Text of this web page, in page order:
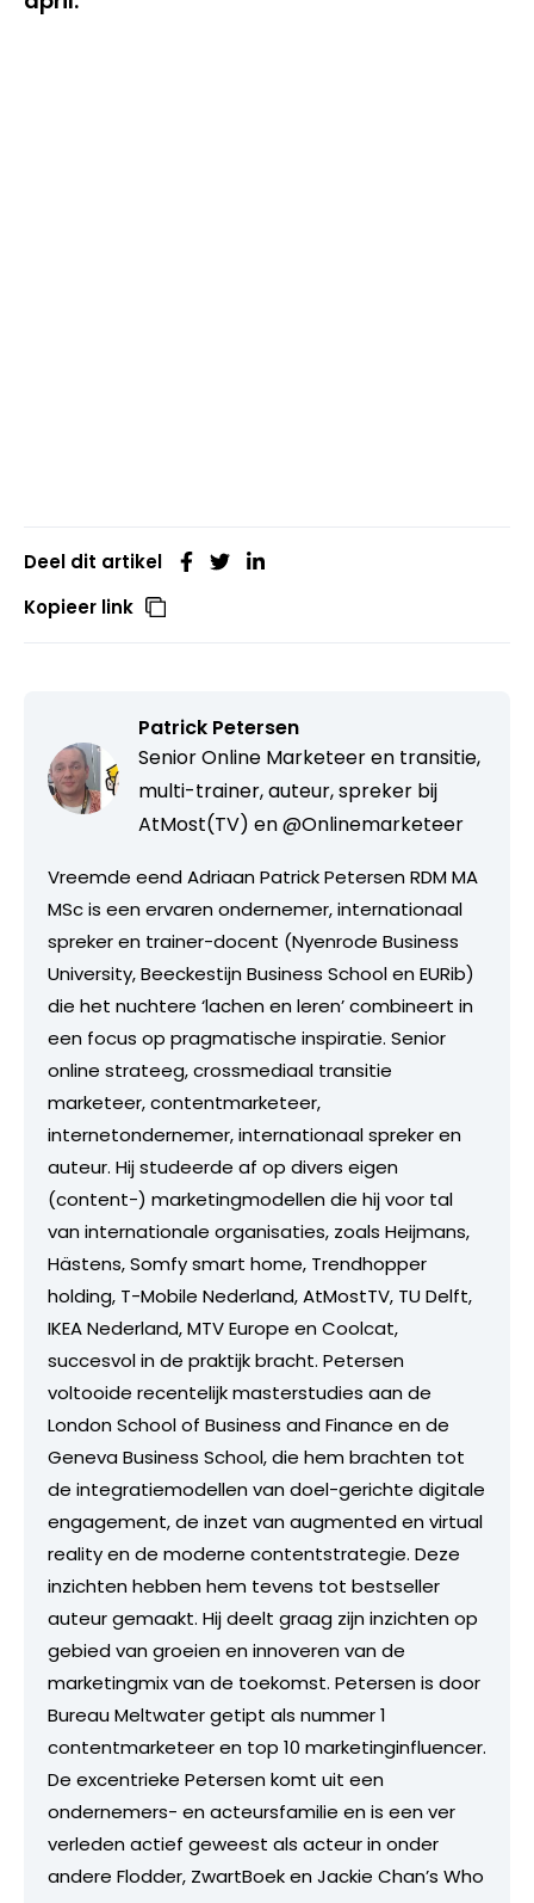
Deel dit artikel
Kopieer link
Patrick Petersen
Senior Online Marketeer en transitie,
multi-trainer, auteur, spreker bij
AtMost(TV) en @Onlinemarketeer
Vreemde eend Adriaan Patrick Petersen RDM MA
MSc is een ervaren ondernemer, internationaal
spreker en trainer-docent (Nyenrode Business
University, Beeckestijn Business School en EURib)
die het nuchtere ‘lachen en leren’ combineert in
een focus op pragmatische inspiratie. Senior
online strateeg, crossmediaal transitie
marketeer, contentmarketeer,
internetondernemer, internationaal spreker en
auteur. Hij studeerde af op divers eigen
(content-) marketingmodellen die hij voor tal
van internationale organisaties, zoals Heijmans,
Hästens, Somfy smart home, Trendhopper
holding, T-Mobile Nederland, AtMostTV, TU Delft,
IKEA Nederland, MTV Europe en Coolcat,
succesvol in de praktijk bracht. Petersen
voltooide recentelijk masterstudies aan de
London School of Business and Finance en de
Geneva Business School, die hem brachten tot
de integratiemodellen van doel-gerichte digitale
engagement, de inzet van augmented en virtual
reality en de moderne contentstrategie. Deze
inzichten hebben hem tevens tot bestseller
auteur gemaakt. Hij deelt graag zijn inzichten op
gebied van groeien en innoveren van de
marketingmix van de toekomst. Petersen is door
Bureau Meltwater getipt als nummer 1
contentmarketeer en top 10 marketinginfluencer.
De excentrieke Petersen komt uit een
ondernemers- en acteursfamilie en is een ver
verleden actief geweest als acteur in onder
andere Flodder, ZwartBoek en Jackie Chan’s Who